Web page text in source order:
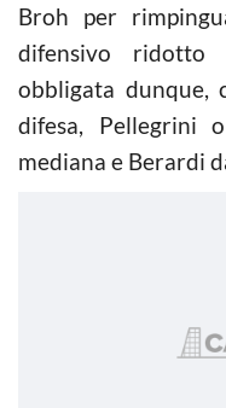
Broh per
difensivo ridotto
obbligata dunque,
difesa, Pellegrini
mediana e Berardi